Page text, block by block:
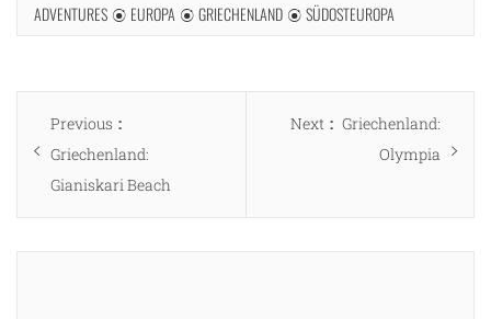
ADVENTURES EUROPA GRIECHENLAND SÜDOSTEUROPA
Beitragsnavigation
Previous
post:
Griechenland:
Gianiskari Beach
Next
Next
Griechenland:
Olympia